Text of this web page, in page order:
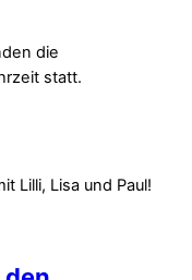
die
statt.
Lilli, Lisa und Paul!